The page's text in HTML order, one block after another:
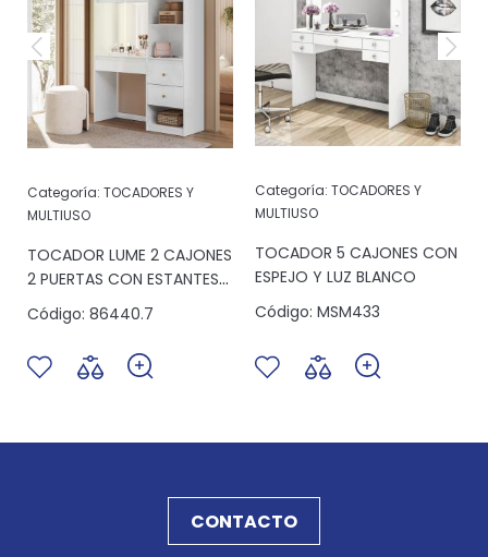
Categoría: TOCADORES Y
MULTIUSO
TOCADOR LUME 2 CAJONES
2 PUERTAS CON ESTANTES
BLANCO C/ESPEJO
Código: 86440.7
Categoría: TOCADORES Y
MULTIUSO
TOCADOR 5 CAJONES CON
ESPEJO Y LUZ BLANCO
Código: MSM433
CONTACTO